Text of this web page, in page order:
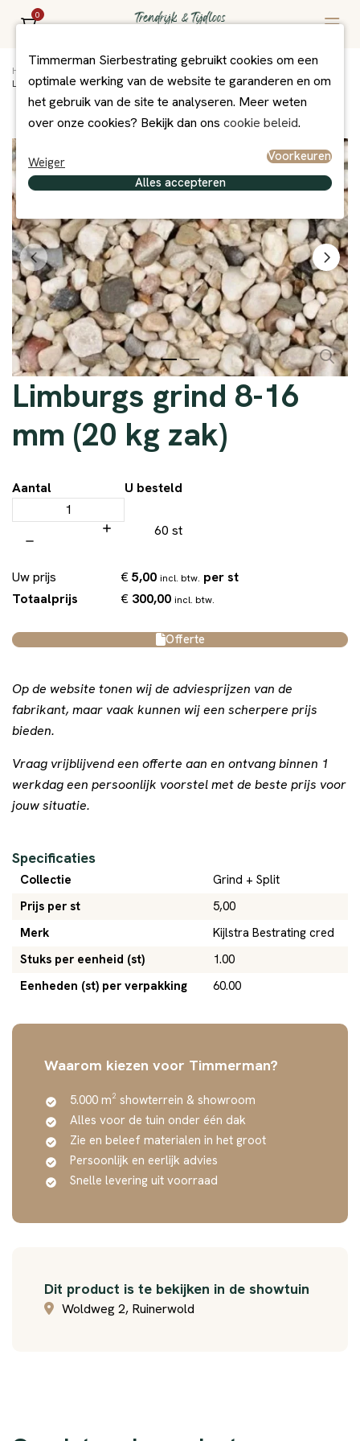
0
Home Grind/Split en Zand
Limburgs grind 8-16 mm (20 kg zak)
Limburgs grind 8-16
mm (20 kg zak)
Aantal U besteld
60 st
Uw prijs €5,00 incl. btw. per st
Totaalprijs
€ 300,00 incl. btw.
Offerte
Op de website tonen wij de adviesprijzen van de
fabrikant, maar vaak kunnen wij een scherpere prijs
bieden.
Vraag vrijblijvend een offerte aan en ontvang binnen 1
werkdag een persoonlijk voorstel met de beste prijs voor
jouw situatie.
Specificaties
Collectie
Grind + Split
Prijs per st
5,00
Merk
Kijlstra Bestrating cred
Stuks per eenheid (st)
1.00
Eenheden (st) per verpakking
60.00
Waarom kiezen voor Timmerman?
5.000 m² showterrein & showroom
Alles voor de tuin onder één dak
Zie en beleef materialen in het groot
Persoonlijk en eerlijk advies
Snelle levering uit voorraad
Dit product is te bekijken in de showtuin
Woldweg 2, Ruinerwold
Timmerman Sierbestrating gebruikt cookies om een
optimale werking van de website te garanderen en om
het gebruik van de site te analyseren. Meer weten
over onze cookies? Bekijk dan ons cookie beleid.
Weiger
Voorkeuren
Alles accepteren